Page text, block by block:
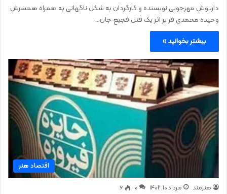
داریوش مهرجویی نویسنده و کارگردان به شکل ناگهانی به همراه همسرش
وحیده محمدی فر بر اثر یک قتل فجیع جان…
بیشتر بخوانید »
اقتصاد هنر
هنرمند مرداد ۱۰, ۱۴۰۲ 0 ۶